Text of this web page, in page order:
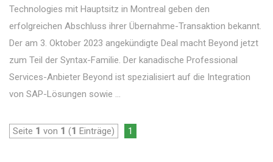
Technologies mit Hauptsitz in Montreal geben den
erfolgreichen Abschluss ihrer Übernahme-Transaktion bekannt.
Der am 3. Oktober 2023 angekündigte Deal macht Beyond jetzt
zum Teil der Syntax-Familie. Der kanadische Professional
Services-Anbieter Beyond ist spezialisiert auf die Integration
von SAP-Lösungen sowie ...
Seite 1 von 1 (1 Einträge) 1